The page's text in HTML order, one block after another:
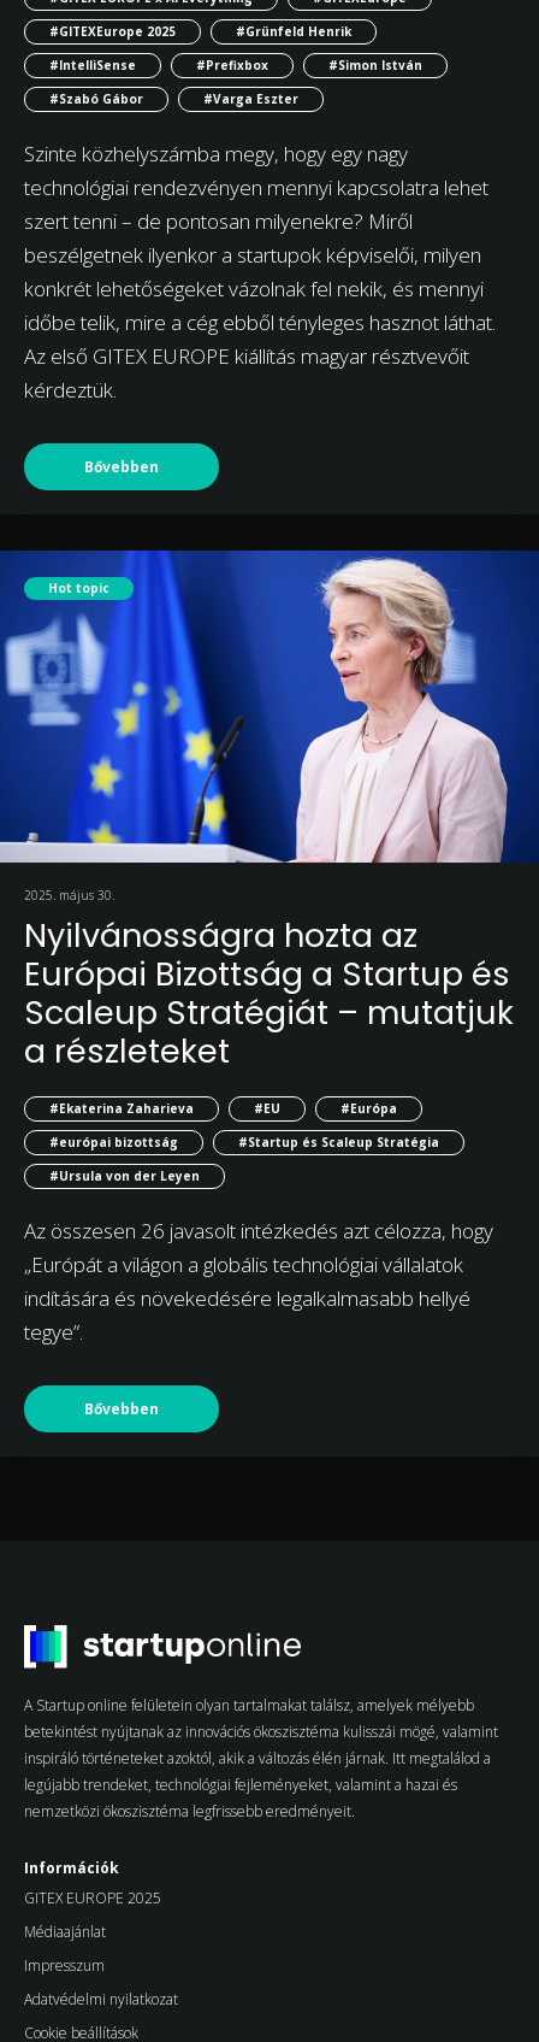
#GITEXEurope 2025
#Grünfeld Henrik
#IntelliSense
#Prefixbox
#Simon István
#Szabó Gábor
#Varga Eszter
Szinte közhelyszámba megy, hogy egy nagy
technológiai rendezvényen mennyi kapcsolatra lehet
szert tenni – de pontosan milyenekre? Miről
beszélgetnek ilyenkor a startupok képviselői, milyen
konkrét lehetőségeket vázolnak fel nekik, és mennyi
időbe telik, mire a cég ebből tényleges hasznot láthat.
Az első GITEX EUROPE kiállítás magyar résztvevőit
kérdeztük.
Bővebben
Hot topic
2025. május 30.
Nyilvánosságra hozta az
Európai Bizottság a Startup és
Scaleup Stratégiát – mutatjuk
a részleteket
#Ekaterina Zaharieva #EU
#Európa
#európai bizottság
#Startup és Scaleup Stratégia
#Ursula von der Leyen
Az összesen 26 javasolt intézkedés azt célozza, hogy
„Európát a világon a globális technológiai vállalatok
indítására és növekedésére legalkalmasabb hellyé
tegye”.
Bővebben
A Startup online felületein olyan tartalmakat találsz, amelyek mélyebb
betekintést nyújtanak az innovációs ökoszisztéma kulisszái mögé, valamint
inspiráló történeteket azoktól, akik a változás élén járnak. Itt megtalálod a
legújabb trendeket, technológiai fejleményeket, valamint a hazai és
nemzetközi ökoszisztéma legfrissebb eredményeit.
Információk
GITEX EUROPE 2025
Médiaajánlat
Impresszum
Adatvédelmi nyilatkozat
Cookie beállítások